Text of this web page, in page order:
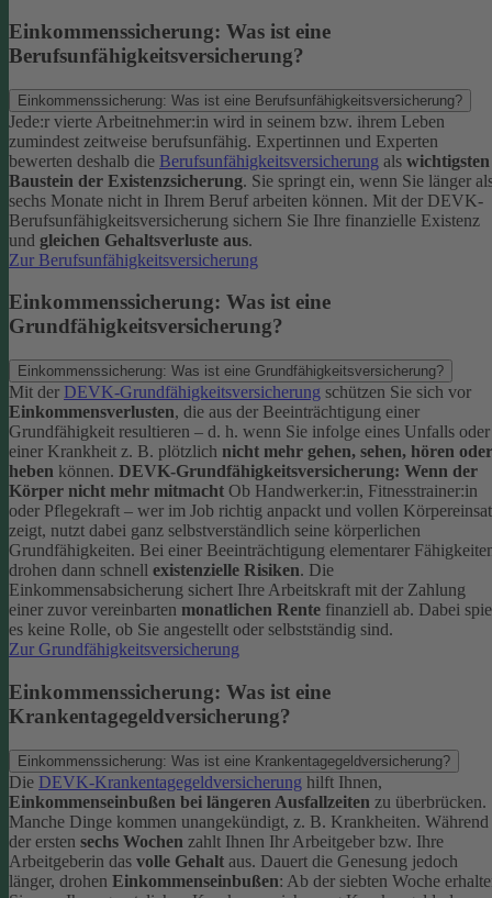
Einkommenssicherung: Was ist eine
Berufsunfähigkeitsversicherung?
Einkommenssicherung: Was ist eine Berufsunfähigkeitsversicherung?
Jede:r vierte Arbeitnehmer:in wird in seinem bzw. ihrem Leben
zumindest zeitweise berufsunfähig. Expertinnen und Experten
bewerten deshalb die Berufsunfähigkeitsversicherung als wichtigsten
Baustein der Existenzsicherung. Sie springt ein, wenn Sie länger
sechs Monate nicht in Ihrem Beruf arbeiten können. Mit der DEVK-
Berufsunfähigkeitsversicherung sichern Sie Ihre finanzielle Existenz
und gleichen Gehaltsverluste aus.
Zur Berufsunfähigkeitsversicherung
Einkommenssicherung: Was ist eine
Grundfähigkeitsversicherung?
Einkommenssicherung: Was ist eine Grundfähigkeitsversicherung?
Mit der DEVK-Grundfähigkeitsversicherung schützen Sie sich vor
Einkommensverlusten, die aus der Beeinträchtigung einer
Grundfähigkeit resultieren – d. h. wenn Sie infolge eines Unfalls oder
einer Krankheit z. B. plötzlich nicht mehr gehen, sehen, hören oder
heben können. DEVK-Grundfähigkeitsversicherung: Wenn der
Körper nicht mehr mitmacht Ob Handwerker:in, Fitnesstrainer:in
oder Pflegekraft – wer im Job richtig anpackt und vollen
zeigt, nutzt dabei ganz selbstverständlich seine körperlichen
Grundfähigkeiten. Bei einer Beeinträchtigung elementarer
drohen dann schnell existenzielle Risiken. Die
Einkommensabsicherung sichert Ihre Arbeitskraft mit der Zahlung
einer zuvor vereinbarten monatlichen Rente finanziell ab. Dabei
es keine Rolle, ob Sie angestellt oder selbstständig sind.
Zur Grundfähigkeitsversicherung
Einkommenssicherung: Was ist eine
Krankentagegeldversicherung?
Einkommenssicherung: Was ist eine Krankentagegeldversicherung?
Die DEVK-Krankentagegeldversicherung hilft Ihnen,
Einkommenseinbußen bei längeren Ausfallzeiten zu überbrücken.
Manche Dinge kommen unangekündigt, z. B. Krankheiten. Während
der ersten sechs Wochen zahlt Ihnen Ihr Arbeitgeber bzw. Ihre
Arbeitgeberin das volle Gehalt aus. Dauert die Genesung jedoch
länger, drohen Einkommenseinbußen: Ab der siebten Woche